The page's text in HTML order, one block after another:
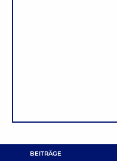
BEITRÄGE